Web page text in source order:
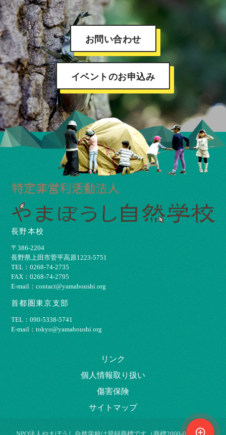
お問い合わせ
イベントのお申込み
長野本校
〒386-2204
⻑野県上⽥市菅平⾼原1223-5751
TEL：0268-74-2735
FAX：0268-74-2795
E-mail：contact@yamaboushi.org
首都圏東京支部
TEL：090-5338-5741
E-mail：tokyo@yamaboushi.org
リンク
個⼈情報取り扱い
傷害保険
サイトマップ
control_point